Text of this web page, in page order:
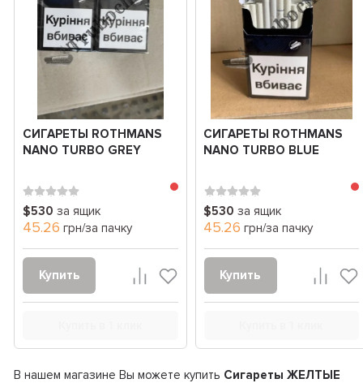
СИГАРЕТЫ ROTHMANS
NANO TURBO GREY
$530 за ящик
45.26 грн/за пачку
Купить
СИГАРЕТЫ ROTHMANS
NANO TURBO BLUE
$530 за ящик
45.26 грн/за пачку
Купить
В нашем магазине Вы можете купить Сигареты ЖЕЛТЫЕ